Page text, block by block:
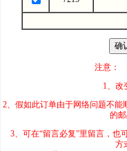
注意：
1、改变商品数量
2、假如此订单由
的
3、可在“留言必
方